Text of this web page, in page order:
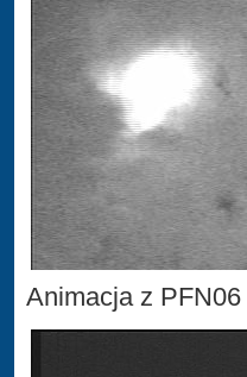
Animacja z PFN06